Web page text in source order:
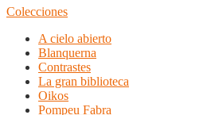
Colecciones
A cielo abierto
Blanquerna
Contrastes
La gran biblioteca
Oikos
Pompeu Fabra